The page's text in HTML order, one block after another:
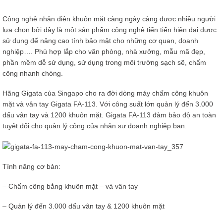
Công nghệ nhận diện khuôn mặt càng ngày càng được nhiều người
lựa chọn bởi đây là một sản phẩm công nghệ tiến tiến hiện đại được
sử dụng để nâng cao tính bảo mật cho những cơ quan, doanh
nghiệp…. Phù hợp lắp cho văn phòng, nhà xưởng, mẫu mã đẹp,
phần mềm dễ sử dụng, sử dụng trong môi trường sạch sẽ, chấm
công nhanh chóng.
Hãng Gigata của Singapo cho ra đời dòng máy chấm công khuôn
mặt và vân tay Gigata FA-113. Với công suất lớn quản lý đến 3.000
dấu vân tay và 1200 khuôn mặt. Gigata FA-113 đảm bảo độ an toàn
tuyệt đối cho quản lý công của nhân sự doanh nghiệp bạn.
Tính năng cơ bản:
– Chấm công bằng khuôn mặt – và vân tay
– Quản lý đến 3.000 dấu vân tay & 1200 khuôn mặt